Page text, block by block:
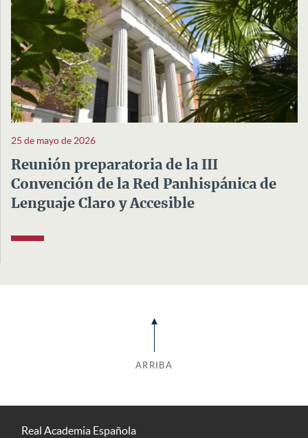
25 de mayo de 2026
Reunión preparatoria de la III
Convención de la Red Panhispánica de
Lenguaje Claro y Accesible
ARRIBA
Real Academia Española